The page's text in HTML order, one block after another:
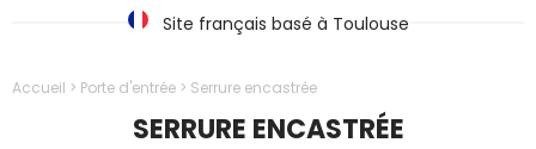
Site français basé à Toulouse
Accueil Porte d'entrée Serrure encastrée
SERRURE ENCASTRÉE